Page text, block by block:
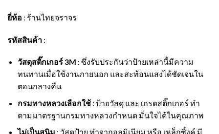
ยี่ห้อ : ร้านไทยจราจร
รหัสสินค้า :
วัสดุสติ๊กเกอร์ 3M : ซึ่งรับประกันว่าป้ายเหล่านี้มีความ
ทนทานเมื่อใช้งานภายนอก และสะท้อนแสงได้ชัดเจนใน
ตอนกลางคืน
กรมทางหลวงเลือกใช้: ป้ายวัสดุ และ เกรดสติ๊กเกอร์ ทำ
ตามมาตรฐานกรมทางหลวงกำหนด มั่นใจได้ในคุณภาพ
ไม่เป็นสนิม : วัสดุป้าย ทำจากอลูมิเนียม หรือ เหล็กซิ้งค์ มี